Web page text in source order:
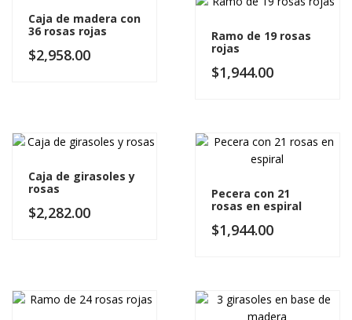
Caja de madera con
36 rosas rojas
$2,958.00
Ramo de 19 rosas
rojas
$1,944.00
Caja de girasoles y
rosas
$2,282.00
Pecera con 21
rosas en espiral
$1,944.00